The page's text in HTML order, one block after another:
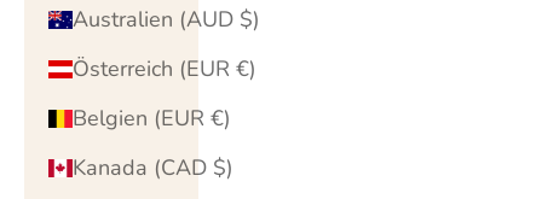
Australien (AUD $)
Österreich (EUR €)
Belgien (EUR €)
Kanada (CAD $)